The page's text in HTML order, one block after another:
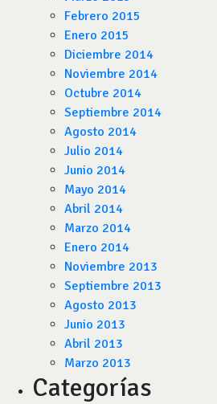
Febrero 2015
Enero 2015
Diciembre 2014
Noviembre 2014
Octubre 2014
Septiembre 2014
Agosto 2014
Julio 2014
Junio 2014
Mayo 2014
Abril 2014
Marzo 2014
Enero 2014
Noviembre 2013
Septiembre 2013
Agosto 2013
Junio 2013
Abril 2013
Marzo 2013
Categorías